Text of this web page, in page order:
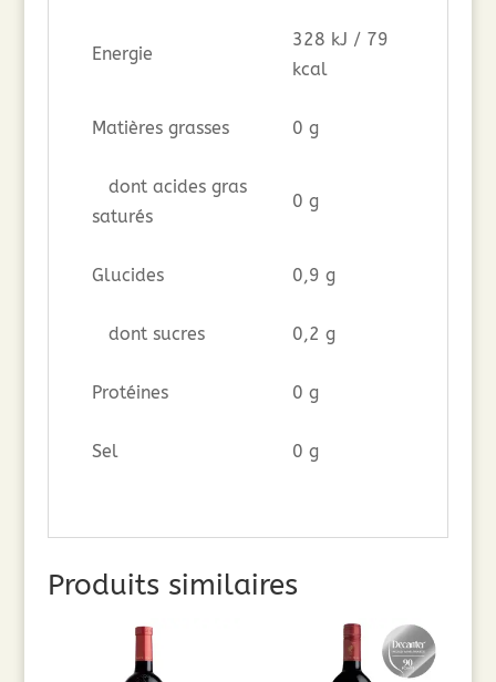
Energie
328 kJ / 79
kcal
Matières grasses 0 g
dont acides gras
saturés
0 g
Glucides 0,9 g
dont sucres 0,2 g
Protéines 0 g
Sel 0 g
Produits similaires